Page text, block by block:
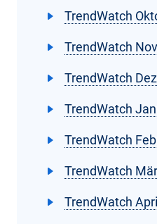
TrendWatch
TrendWatch
TrendWatch
TrendWatch
TrendWatch
TrendWatch
TrendWatch